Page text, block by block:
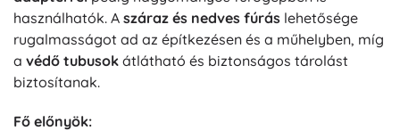
használhatók. A száraz és nedves fúrás lehetősége
rugalmasságot ad az építkezésen és a műhelyben, míg
a védő tubusok átlátható és biztonságos tárolást
biztosítanak.
Fő előnyök: